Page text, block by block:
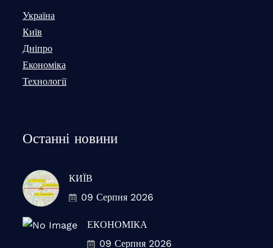
Україна
Київ
Дніпро
Економіка
Технології
Останні новини
КИЇВ
09 Серпня 2026
ЕКОНОМІКА
09 Серпня 2026